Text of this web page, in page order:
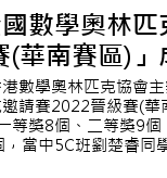
國數學奧林
(華南賽區)」
數學奧林匹克協會
請賽2022晉級賽(華
等獎8個、二等獎9個
當中5C班劉楚睿同